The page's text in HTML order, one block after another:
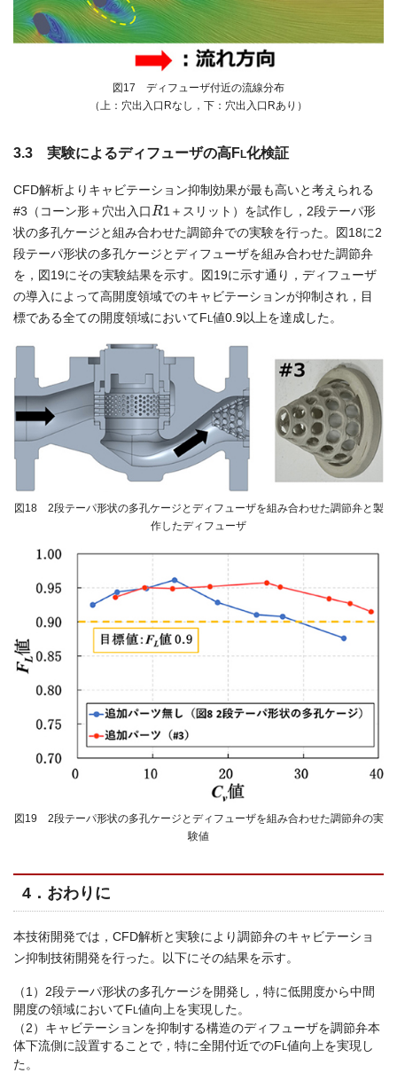
図17 ディフューザ付近の流線分布
（上：穴出入口Rなし，下：穴出入口Rあり）
3.3 実験によるディフューザの高FL化検証
CFD解析よりキャビテーション抑制効果が最も高いと考えられる
#3（コーン形＋穴出入口 R1＋スリット）を試作し，2段テーパ形
状の多孔ケージと組み合わせた調節弁での実験を行った。図18に2
段テーパ形状の多孔ケージとディフューザを組み合わせた調節弁
を，図19にその実験結果を示す。図19に示す通り，ディフューザ
の導入によって高開度領域でのキャビテーションが抑制され，目
標である全ての開度領域においてFL 値0.9以上を達成した。
図18 2段テーパ形状の多孔ケージとディフューザを組み合わせた調節弁と製
作したディフューザ
図19 2段テーパ形状の多孔ケージとディフューザを組み合わせた調節弁の実
験値
4．おわりに
本技術開発では，CFD解析と実験により調節弁のキャビテーショ
ン抑制技術開発を行った。以下にその結果を示す。
（1）2段テーパ形状の多孔ケージを開発し，特に低開度から中間
開度の領域においてF 値向上を実現した。
（2）キャビテーションを抑制する構造のディフューザを調節弁本
体下流側に設置することで，特に全開付近でのF 値向上を実現し
た。